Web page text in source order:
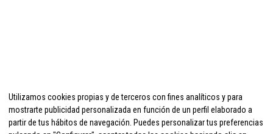
Utilizamos cookies propias y de terceros con fines analíticos y para
mostrarte publicidad personalizada en función de un perfil elaborado a
partir de tus hábitos de navegación. Puedes personalizar tus preferencias